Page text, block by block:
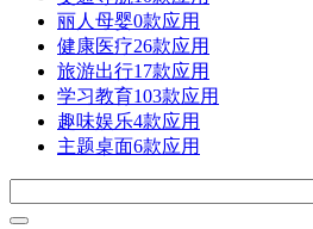
丽人母婴0款应用
健康医疗26款应用
旅游出行17款应用
学习教育103款应用
趣味娱乐4款应用
主题桌面6款应用